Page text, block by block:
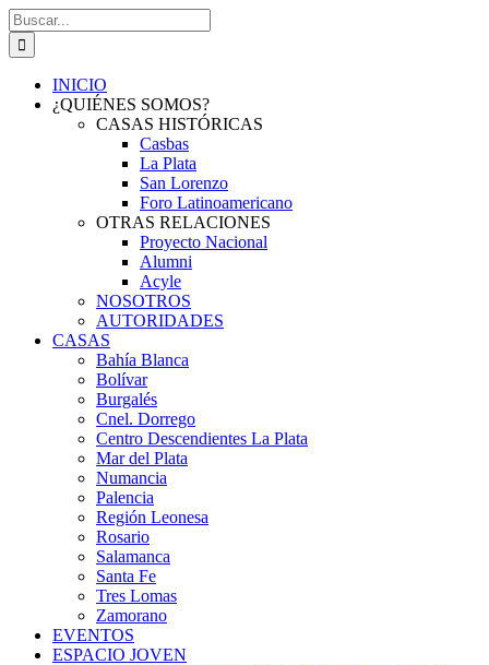
Saltar
al
contenido
Buscar:
INICIO
¿QUIÉNES SOMOS?
CASAS HISTÓRICAS
Casbas
La Plata
San Lorenzo
Foro Latinoamericano
OTRAS RELACIONES
Proyecto Nacional
Alumni
Acyle
NOSOTROS
AUTORIDADES
CASAS
Bahía Blanca
Bolívar
Burgalés
Cnel. Dorrego
Centro Descendientes La Plata
Mar del Plata
Numancia
Palencia
Región Leonesa
Rosario
Salamanca
Santa Fe
Tres Lomas
Zamorano
EVENTOS
ESPACIO JOVEN